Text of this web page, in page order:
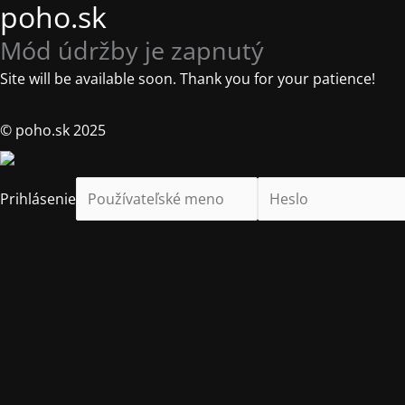
poho.sk
Mód údržby je zapnutý
Site will be available soon. Thank you for your patience!
© poho.sk 2025
Prihlásenie